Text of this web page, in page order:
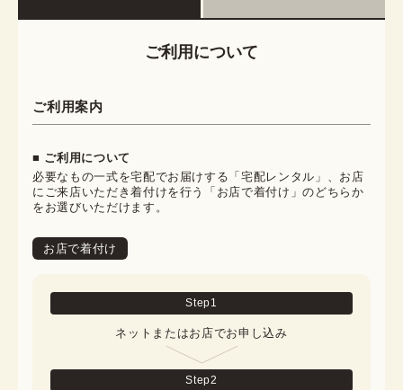
ご利用について
ご利用案内
■ ご利用について
必要なもの一式を宅配でお届けする「宅配レンタル」、お店
にご来店いただき着付けを行う「お店で着付け」のどちらか
をお選びいただけます。
お店で着付け
Step1
ネットまたはお店でお申し込み
Step2